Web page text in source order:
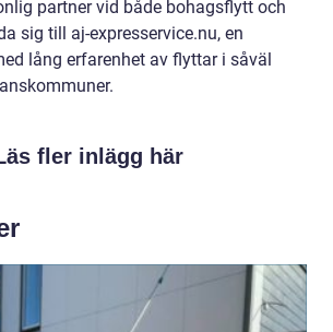
partner vid både bohagsflytt och
sig till aj-expresservice.nu, en
lång erfarenhet av flyttar i såväl
fler inlägg här